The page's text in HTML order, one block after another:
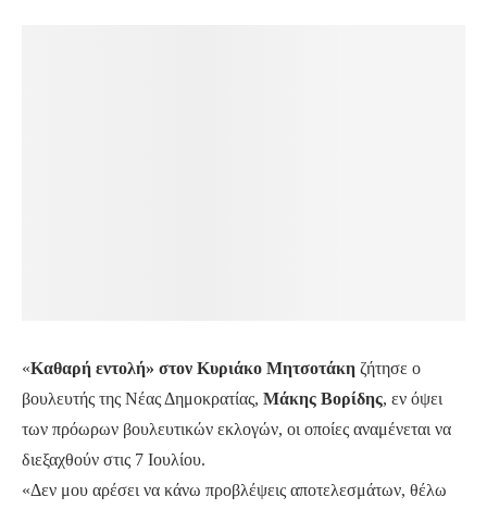
«Καθαρή εντολή» στον Κυριάκο Μητσοτάκη
ζήτησε ο βουλευτής της Νέας Δημοκρατίας,Μάκης
Βορίδης, εν όψει των πρόωρων βουλευτικών
εκλογών, οι οποίες αναμένεται να διεξαχθούν στις 7